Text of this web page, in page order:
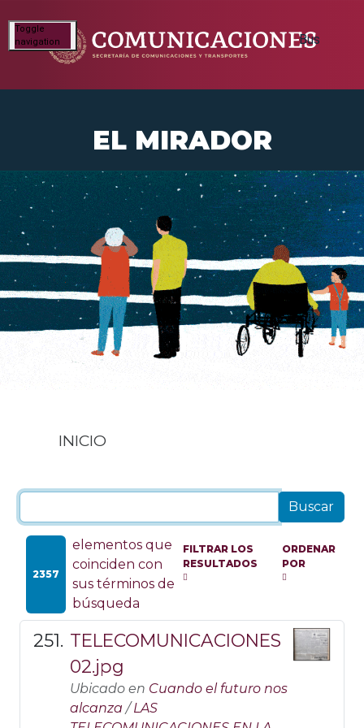
Toggle
navigation
EL MIRADOR
INICIO
2357
elementos que
coinciden con
sus términos de
búsqueda
FILTRAR LOS
RESULTADOS
ORDENAR
POR
TELECOMUNICACIONES
02.jpg
Ubicado en Cuando el futuro nos
alcanza /LAS